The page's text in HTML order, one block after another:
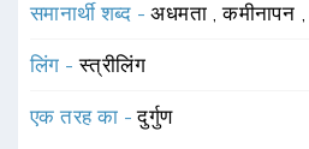
समानार्थी शब्द -अधमता ,कमीनापन
लिंग -स्त्रीलिंग
एक तरह का -दुर्गुण